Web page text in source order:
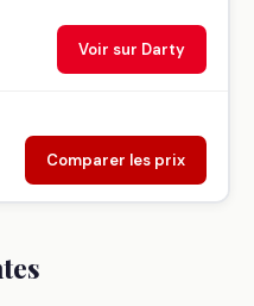
Voir sur Darty
Comparer les prix